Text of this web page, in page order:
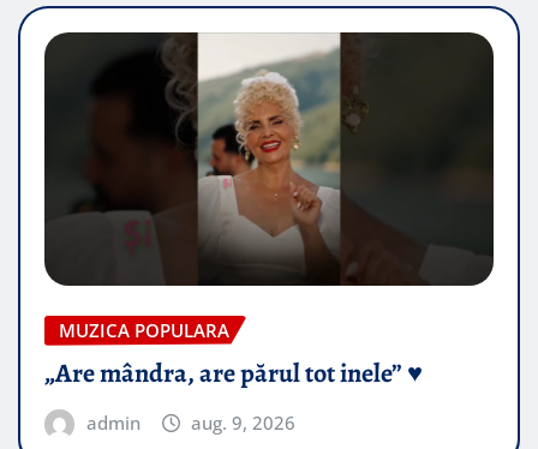
MUZICA POPULARA
„Are mândra, are părul tot inele” ♥️
admin aug. 9, 2026